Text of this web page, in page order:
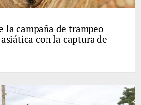
la campaña de trampeo
con la captura de